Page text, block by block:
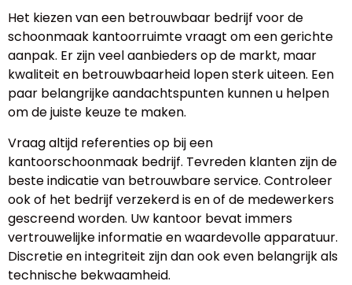
Het kiezen van een betrouwbaar bedrijf voor de
schoonmaak kantoorruimte vraagt om een gerichte
aanpak. Er zijn veel aanbieders op de markt, maar
kwaliteit en betrouwbaarheid lopen sterk uiteen. Een
paar belangrijke aandachtspunten kunnen u helpen
om de juiste keuze te maken.
Vraag altijd referenties op bij een
kantoorschoonmaak bedrijf. Tevreden klanten zijn de
beste indicatie van betrouwbare service. Controleer
ook of het bedrijf verzekerd is en of de medewerkers
gescreend worden. Uw kantoor bevat immers
vertrouwelijke informatie en waardevolle apparatuur.
Discretie en integriteit zijn dan ook even belangrijk als
technische bekwaamheid.